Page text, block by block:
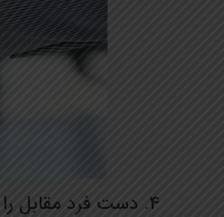
4. دست فرد مقابل را محکم بفشارید